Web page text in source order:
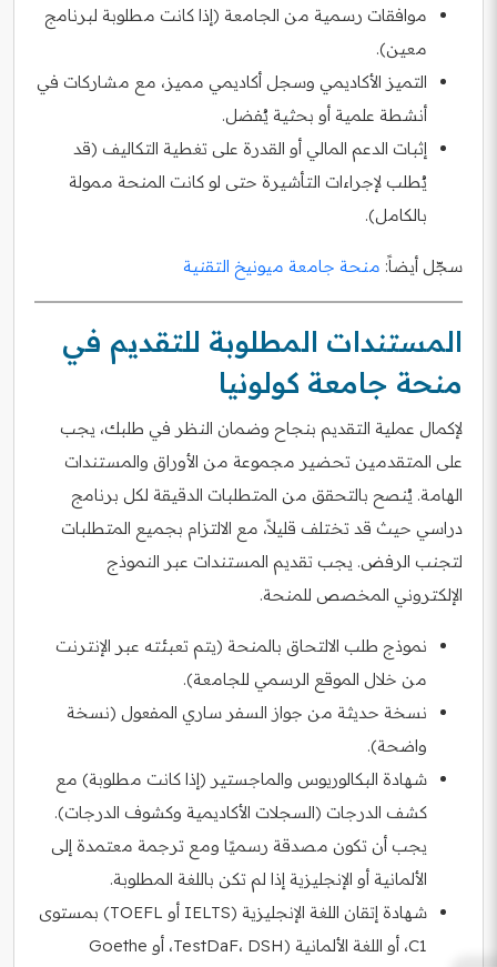
موافقات رسمية من الجامعة (إذا كانت مطلوبة لبرنامج
معين).
التميز الأكاديمي وسجل أكاديمي مميز، مع مشاركات في
أنشطة علمية أو بحثية يُفضل.
إثبات الدعم المالي أو القدرة على تغطية التكاليف (قد
يُطلب لإجراءات التأشيرة حتى لو كانت المنحة ممولة
بالكامل).
سجّل أيضاً: منحة جامعة ميونيخ التقنية
المستندات المطلوبة للتقديم في
منحة جامعة كولونيا
لإكمال عملية التقديم بنجاح وضمان النظر في طلبك، يجب
على المتقدمين تحضير مجموعة من الأوراق والمستندات
الهامة. يُنصح بالتحقق من المتطلبات الدقيقة لكل برنامج
دراسي حيث قد تختلف قليلاً، مع الالتزام بجميع المتطلبات
لتجنب الرفض. يجب تقديم المستندات عبر النموذج
الإلكتروني المخصص للمنحة.
نموذج طلب الالتحاق بالمنحة (يتم تعبئته عبر الإنترنت
من خلال الموقع الرسمي للجامعة).
نسخة حديثة من جواز السفر ساري المفعول (نسخة
واضحة).
شهادة البكالوريوس والماجستير (إذا كانت مطلوبة) مع
كشف الدرجات (السجلات الأكاديمية وكشوف الدرجات).
يجب أن تكون مصدقة رسميًا ومع ترجمة معتمدة إلى
الألمانية أو الإنجليزية إذا لم تكن باللغة المطلوبة.
شهادة إتقان اللغة الإنجليزية (IELTS أو TOEFL) بمستوى
C1، أو اللغة الألمانية (TestDaF، DSH، أو Goethe